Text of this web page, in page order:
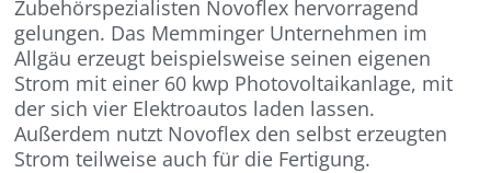
Zubehörspezialisten Novoflex hervorragend
gelungen. Das Memminger Unternehmen im
Allgäu erzeugt beispielsweise seinen eigenen
Strom mit einer 60 kwp Photovoltaikanlage, mit
der sich vier Elektroautos laden lassen.
Außerdem nutzt Novoflex den selbst erzeugten
Strom teilweise auch für die Fertigung.